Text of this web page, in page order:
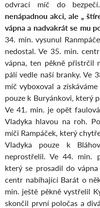
odvrací míč do
nenápadnou akci, ale „
vápna a nadvakrát se mu
34. min. vysunul
nedostal. Ve 35. min.
vápna, ten pěkně přistrčil
pálí vedle naší branky. Ve
míč vyboxoval a
pouze k Buryánkovi, který
Ve 41. min. je opět
Vladyka hlavou na roh.
míči Rampáček, který
Vladyka pouze k
neprostřelil. Ve 44. min.
který se prosadil do
centr nabíhající Barát o
min. ještě pěkně vystřelil
skončil první poločas a